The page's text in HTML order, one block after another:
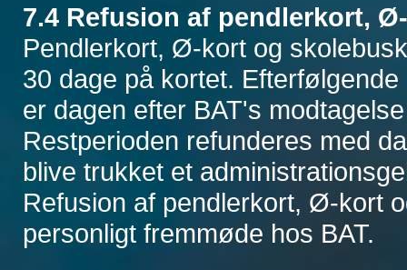
7.4 Refusion af pendlerkort,
Pendlerkort, Ø-kort og
30 dage på kortet.
er dagen efter BAT's
Restperioden refunderes med
blive trukket et
Refusion af pendlerkort, Ø-kort
personligt fremmøde hos BAT.